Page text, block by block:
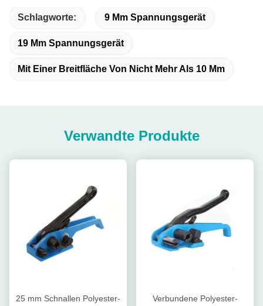
Schlagworte: 9 Mm Spannungsgerät
19 Mm Spannungsgerät
Mit Einer Breitfläche Von Nicht Mehr Als 10 Mm
Verwandte Produkte
25 mm Schnallen Polyester-
Verbundene Polyester-